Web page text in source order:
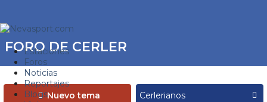
Estaciones
Foros
Noticias
Reportajes
Blogs
FORO DE CERLER
Nuevo tema